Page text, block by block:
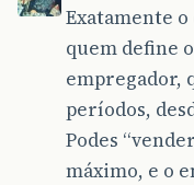
Exatamente o
quem define
empregador,
períodos,
Podes
máximo, e o